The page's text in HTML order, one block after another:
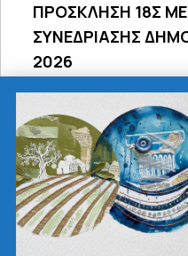
ΠΡΟΣΚΛΗΣΗ 18Σ
ΣΥΝΕΔΡΙΑΣΗΣ
2026
Δράσεις -
Σύνδεσμοι